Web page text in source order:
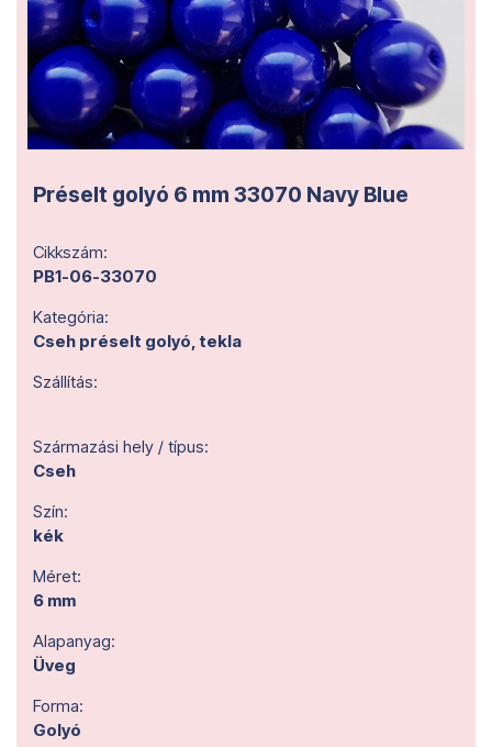
Préselt golyó 6 mm 33070 Navy Blue
Cikkszám:
PB1-06-33070
Kategória:
Cseh préselt golyó, tekla
Szállítás:
Származási hely / típus:
Cseh
Szín:
kék
Méret:
6 mm
Alapanyag:
Üveg
Forma:
Golyó